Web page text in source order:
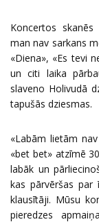
Koncertos
man nav sarkans
«Diena», «Es tevi
un citi laika
slaveno Holivudā
tapušās dziesmas.
«Labām lietām
«bet bet» atzīmē
labāk un
kas pārvēršas par
klausītāji. Mūsu
pieredzes